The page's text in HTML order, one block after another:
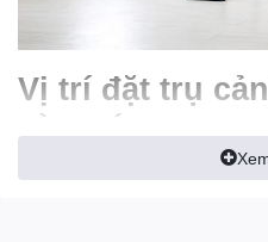
Vị trí đặt trụ
sàn ướt
: Nước